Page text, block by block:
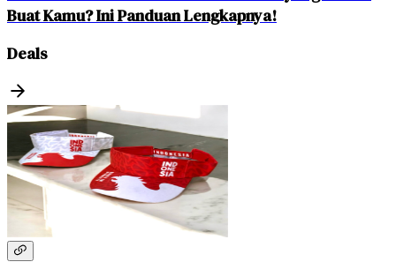
Buat Kamu? Ini Panduan Lengkapnya!
Deals